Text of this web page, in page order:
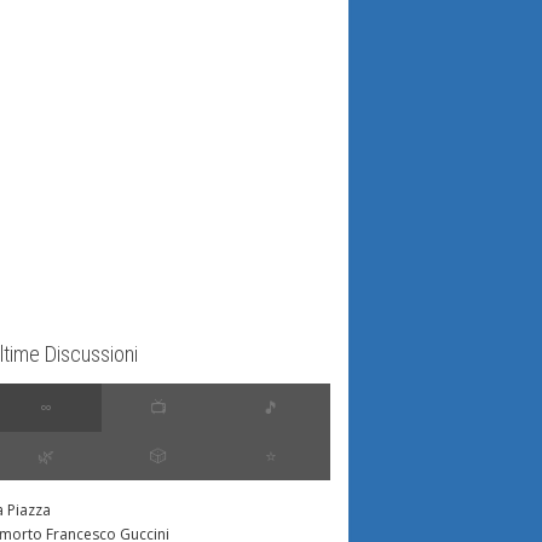
Discussioni
∞ 📺 🎵
🌿 🎲 ⭐️
Piazza
Francesco Guccini